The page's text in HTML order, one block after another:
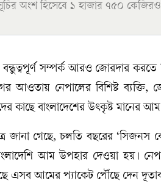
অংশ হিসেবে ১ হাজার ৭৫০
সম্পর্ক আরও জোরদার করতে
আওতায় নেপালের বিশিষ্ট ব্যক্তি,
কাছে বাংলাদেশের উৎকৃষ্ট মানের
গেছে, চলতি বছরের ‘সিজনস
আম উপহার দেওয়া হয়।
এসব আমের প্যাকেট পৌঁছে দেন